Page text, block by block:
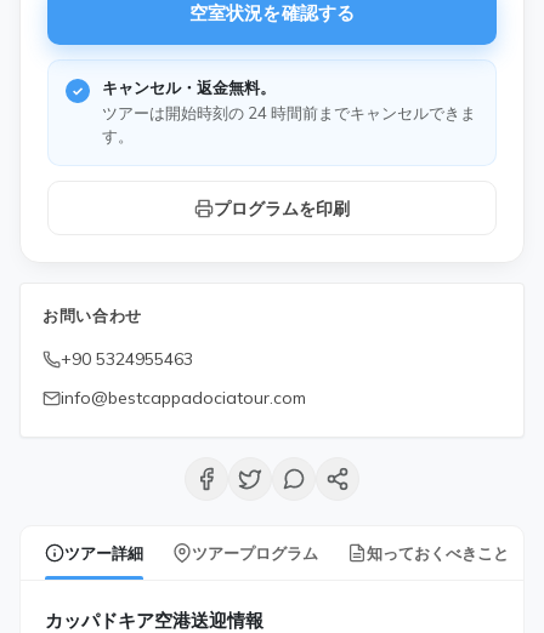
ツアー詳細 ツアープログラム 知っておくべきこと
カッパドキア空港送迎情報
空室状況を確認する
キャンセル・返金無料。
ツアーは開始時刻の 24 時間前までキャンセルできま
す。
プログラムを印刷
お問い合わせ
+90 5324955463
info@bestcappadociatour.com